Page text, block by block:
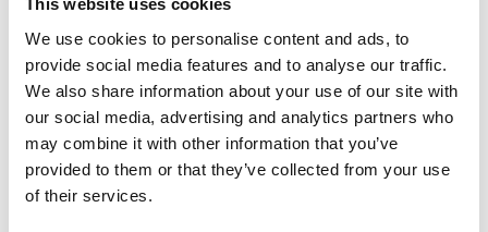
This website uses cookies
We use cookies to personalise content and ads, to
provide social media features and to analyse our traffic.
We also share information about your use of our site with
our social media, advertising and analytics partners who
may combine it with other information that you’ve
provided to them or that they’ve collected from your use
of their services.
réalisations concrètes : livres,
formations, brevets, et plus
encore, pour un monde en
mouvement.”
Mes œuvres ne sont pas de simples créations, elles sont
des clés pour ouvrir de nouvelles portes. Livres, formations